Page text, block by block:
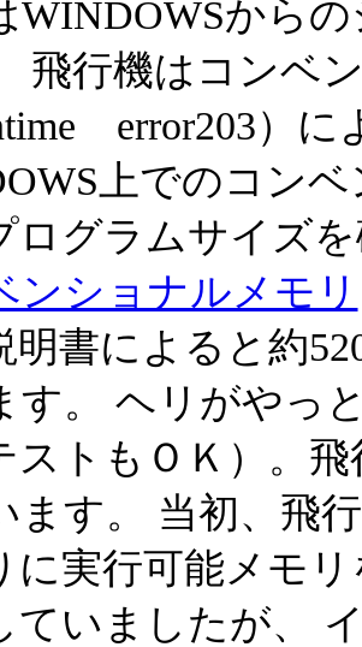
WINDOWSから
飛行機はコンベ
error203）
上でのコン
ログラムサイズ
ンショナルメモリ
明書によると約
す。 ヘリがやっ
ストもＯＫ）。
ます。 当初、飛
に実行可能メモ
ていましたが、